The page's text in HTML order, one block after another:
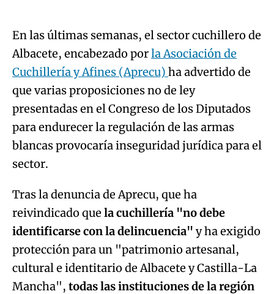
Try again
En las últimas semanas, el sector cuchillero de
Albacete, encabezado porla Asociación de
Cuchillería y Afines (Aprecu) ha advertido de
que varias proposiciones no de ley
presentadas en el Congreso de los Diputados
para endurecer la regulación de las armas
blancas provocaría inseguridad jurídica para el
sector.
Tras la denuncia de Aprecu, que ha
reivindicado que la cuchillería "no debe
identificarse con la delincuencia" y ha exigido
protección para un "patrimonio artesanal,
cultural e identitario de Albacete y Castilla-La
Mancha", todas las instituciones de la región